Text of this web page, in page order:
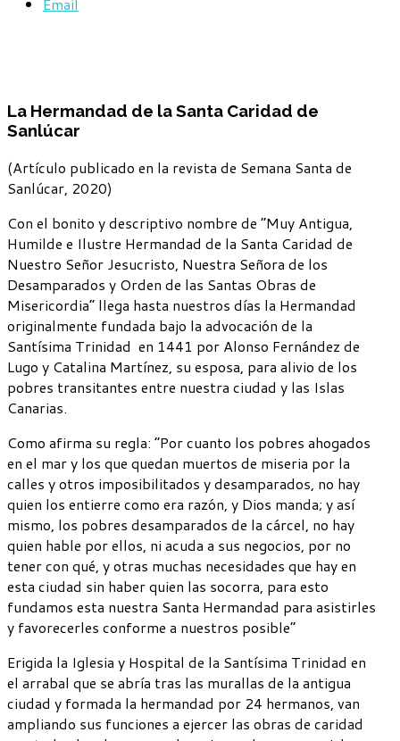
Email
La Hermandad de la Santa Caridad de
Sanlúcar
(Artículo publicado en la revista de Semana Santa de
Sanlúcar, 2020)
Con el bonito y descriptivo nombre de “Muy Antigua,
Humilde e Ilustre Hermandad de la Santa Caridad de
Nuestro Señor Jesucristo, Nuestra Señora de los
Desamparados y Orden de las Santas Obras de
Misericordia” llega hasta nuestros días la Hermandad
originalmente fundada bajo la advocación de la
Santísima Trinidad en 1441 por Alonso Fernández de
Lugo y Catalina Martínez, su esposa, para alivio de los
pobres transitantes entre nuestra ciudad y las Islas
Canarias.
Como afirma su regla: “Por cuanto los pobres ahogados
en el mar y los que quedan muertos de miseria por la
calles y otros imposibilitados y desamparados, no hay
quien los entierre como era razón, y Dios manda; y así
mismo, los pobres desamparados de la cárcel, no hay
quien hable por ellos, ni acuda a sus negocios, por no
tener con qué, y otras muchas necesidades que hay en
esta ciudad sin haber quien las socorra, para esto
fundamos esta nuestra Santa Hermandad para asistirles
y favorecerles conforme a nuestros posible”
Erigida la Iglesia y Hospital de la Santísima Trinidad en
el arrabal que se abría tras las murallas de la antigua
ciudad y formada la hermandad por 24 hermanos, van
ampliando sus funciones a ejercer las obras de caridad